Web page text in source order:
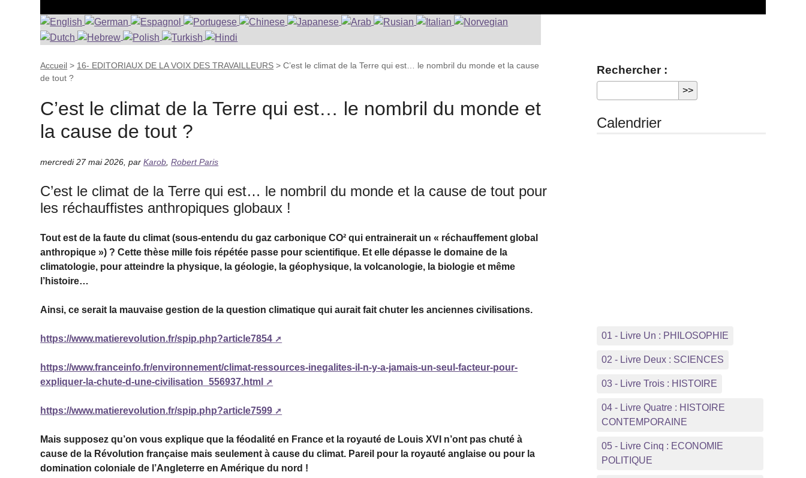
Accueil > 16- EDITORIAUX DE LA VOIX DES TRAVAILLEURS >C’est le climat de la Terre qui est… le nombril du monde et la cause
de tout ?
C’est le climat de la Terre qui est… le nombril du monde et
la cause de tout ?
mercredi 27 mai 2026 ,parKarob ,Robert Paris
C’est le climat de la Terre qui est… le nombril du monde et la cause de tout pour
les réchauffistes anthropiques globaux !
Tout est de la faute du climat (sous-entendu du gaz carbonique CO² qui entrainerait un « réchauffement global
anthropique ») ? Cette thèse mille fois répétée passe pour scientifique. Et elle dépasse le domaine de la
climatologie, pour atteindre la physique, la géologie, la géophysique, la volcanologie, la biologie et même
l’histoire…
Ainsi, ce serait la mauvaise gestion de la question climatique qui aurait fait chuter les anciennes civilisations.
https://www.matierevolution.fr/spip.php?article7854
https://www.franceinfo.fr/environnement/climat-ressources-inegalites-il-n-y-a-jamais-un-seul-facteur-pour-
expliquer-la-chute-d-une-civilisation_556937.html
https://www.matierevolution.fr/spip.php?article7599
Mais supposez qu’on vous explique que la féodalité en France et la royauté de Louis XVI n’ont pas chuté à
cause de la Révolution française mais seulement à cause du climat. Pareil pour la royauté anglaise ou pour la
domination coloniale de l’Angleterre en Amérique du nord !
Rechercher :
Calendrier
01 - Livre Un : PHILOSOPHIE
02 - Livre Deux : SCIENCES
03 - Livre Trois : HISTOIRE
04 - Livre Quatre : HISTOIRE
CONTEMPORAINE
05 - Livre Cinq : ECONOMIE
POLITIQUE